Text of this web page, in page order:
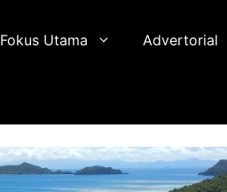
Fokus Utama Advertorial